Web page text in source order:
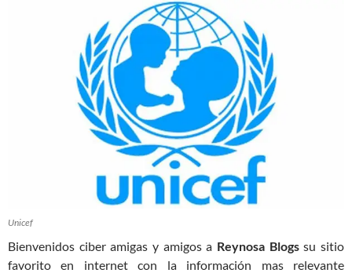
Unicef
Bienvenidos ciber amigas y amigos a Reynosa Blogssu sitio
favorito en internet con la información mas relevante